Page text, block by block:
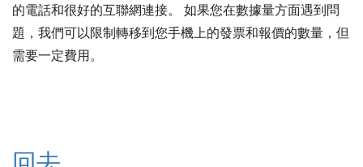
的電話和很好的互聯網連接。 如果您在數據量方面遇到問
題，我們可以限制轉移到您手機上的發票和報價的數量，但
需要一定費用。